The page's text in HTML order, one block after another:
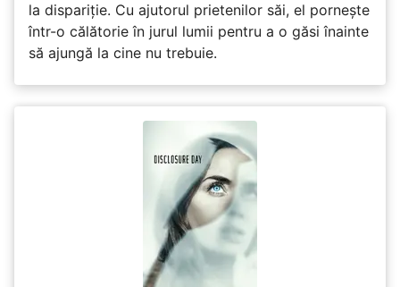
la dispariție. Cu ajutorul prietenilor săi, el pornește
într-o călătorie în jurul lumii pentru a o găsi înainte
să ajungă la cine nu trebuie.